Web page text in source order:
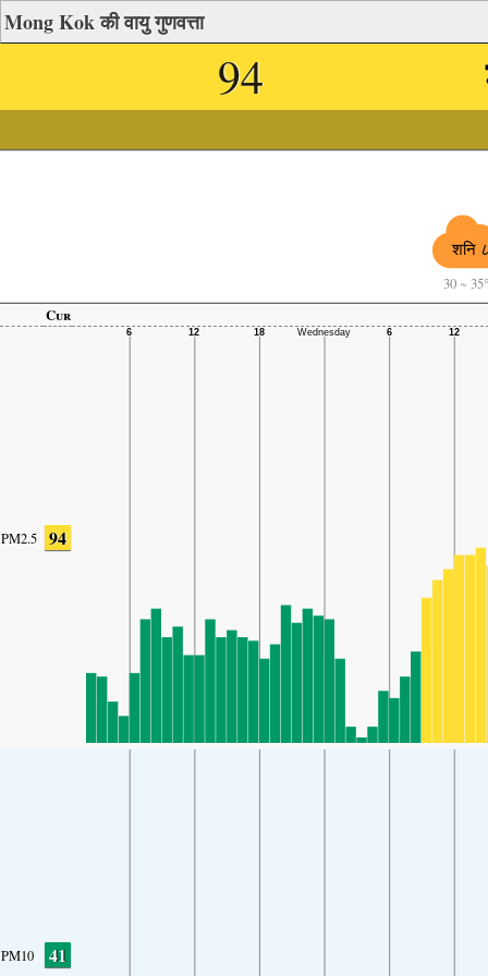
Mong Kok की वायु गुणवत्ता
94
शनि
30 ~
Cur
PM2.5 94
PM10 41